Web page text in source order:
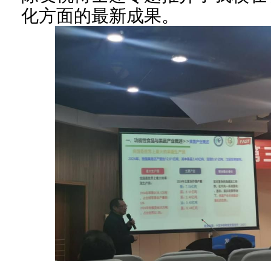
化方面的最新成果。